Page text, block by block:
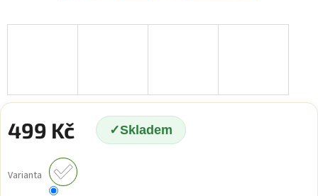
499 Kč Skladem
cena:
Varianta